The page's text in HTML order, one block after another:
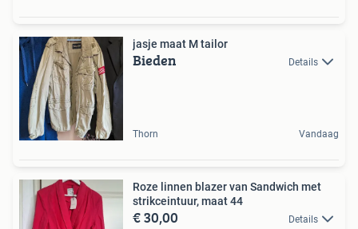
jasje maat M tailor
Bieden Details
Thorn Vandaag
Roze linnen blazer van Sandwich met
strikceintuur, maat 44
€ 30,00 Details